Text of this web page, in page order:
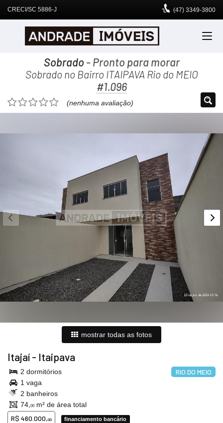
CRECI/SC 5886-J (47) 3349-3800
Sobrado - Pronto para morar
Sobrado no Bairro ITAIPAVA Rio do MEIO
#1.096
(nenhuma avaliação)
mostrar todas as fotos
Itajaí - Itaipava
RIO DO MEIO
2 dormitórios
1 vaga
2 banheiros
74, 00m² de área total
R$ 460.000,00 financiamento bancário